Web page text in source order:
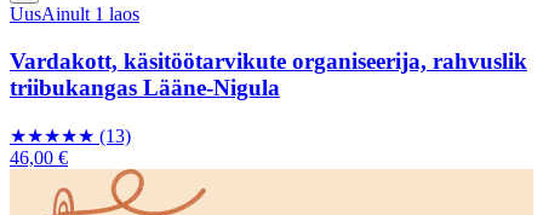
UusAinult 1 laos
Vardakott, käsitöötarvikute organiseerija, rahvuslik
triibukangas Lääne-Nigula
★★★★★ (13)
46,00 €